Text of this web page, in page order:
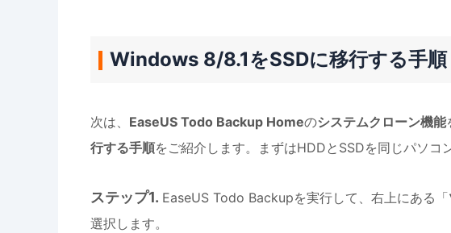
Windows 8/8.1をSSDに移行する手順
次は、 EaseUS Todo Backup Homeのシステムクローン機能
行する手順をご紹介します。まずはHDDとSSDを同じパソコ
ステップ1. EaseUS Todo Backupを実行して、右上にある「
選択します。